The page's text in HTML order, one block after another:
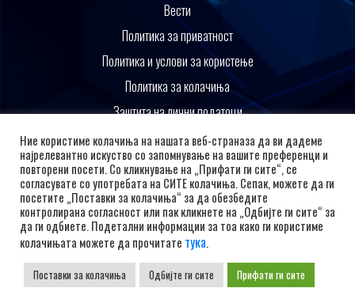
Вести
Политика за приватност
Политика и услови за користење
Политика за колачиња
Заштита на лични податоци
Поддржано од
Copyright © 2026 РК Алкалоид
Ние користиме колачиња на нашата веб-страназа да ви дадеме
најрелевантно искуство со запомнување на вашите преференци и
повторени посети. Со кликнување на „Прифати ги сите“, се
согласувате со употребата на СИТЕ колачиња. Сепак, можете да ги
посетите „Поставки за колачиња“ за да обезбедите
контролирана согласност или пак кликнете на „Одбијте ги сите“ за
да ги одбиете. Подетални информации за тоа како ги користиме
колачињата можете да прочитате тука.
Поставки за колачиња Одбијте ги сите Прифати ги сите